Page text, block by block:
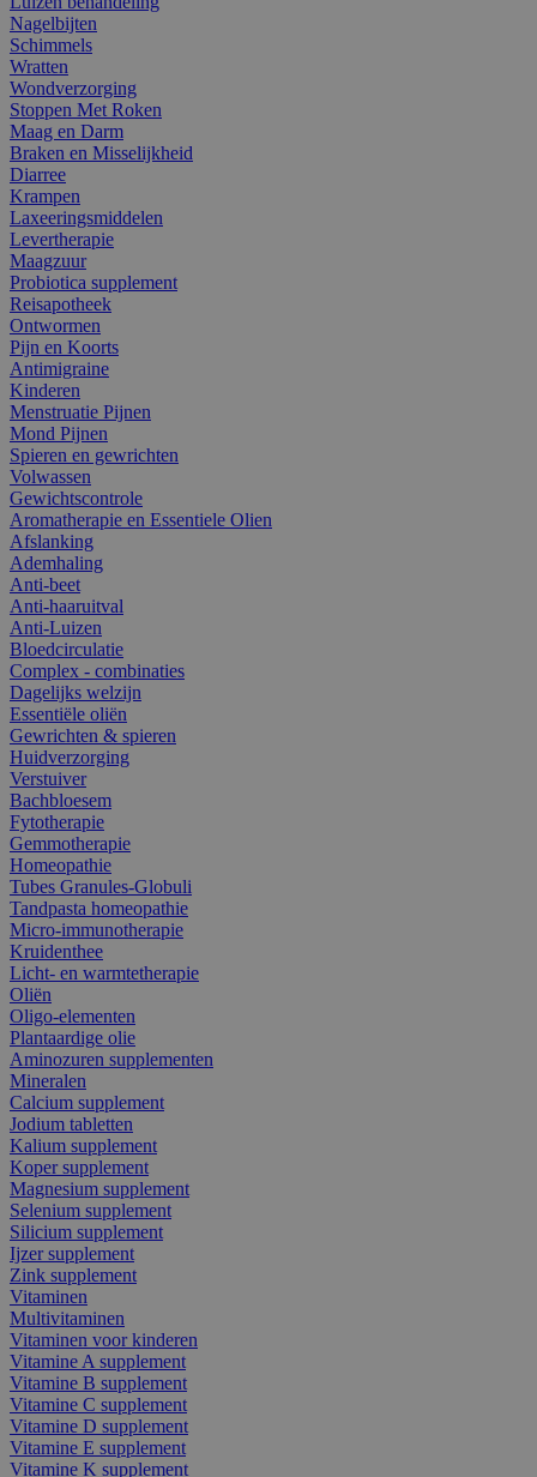
Nagelbijten
Schimmels
Wratten
Wondverzorging
Stoppen Met Roken
Maag en Darm
Braken en Misselijkheid
Diarree
Krampen
Laxeeringsmiddelen
Levertherapie
Maagzuur
Probiotica supplement
Reisapotheek
Ontwormen
Pijn en Koorts
Antimigraine
Kinderen
Menstruatie Pijnen
Mond Pijnen
Spieren en gewrichten
Volwassen
Gewichtscontrole
Aromatherapie en Essentiele Olien
Afslanking
Ademhaling
Anti-beet
Anti-haaruitval
Anti-Luizen
Bloedcirculatie
Complex - combinaties
Dagelijks welzijn
Essentiële oliën
Gewrichten & spieren
Huidverzorging
Verstuiver
Bachbloesem
Fytotherapie
Gemmotherapie
Homeopathie
Tubes Granules-Globuli
Tandpasta homeopathie
Micro-immunotherapie
Kruidenthee
Licht- en warmtetherapie
Oliën
Oligo-elementen
Plantaardige olie
Aminozuren supplementen
Mineralen
Calcium supplement
Jodium tabletten
Kalium supplement
Koper supplement
Magnesium supplement
Selenium supplement
Silicium supplement
Ijzer supplement
Zink supplement
Vitaminen
Multivitaminen
Vitaminen voor kinderen
Vitamine A supplement
Vitamine B supplement
Vitamine C supplement
Vitamine D supplement
Vitamine E supplement
Vitamine K supplement